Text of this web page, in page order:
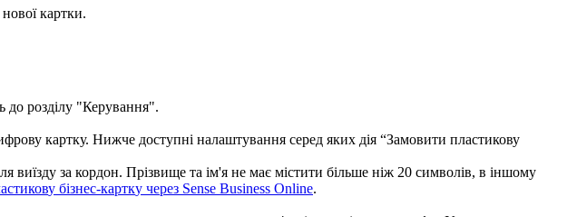
нової картки.
ь до розділу "Керування".
ля виїзду за кордон. Прізвище та ім'я не має містити більше ніж 20 символів, в іншому
астикову бізнес-картку через Sense Business Online.